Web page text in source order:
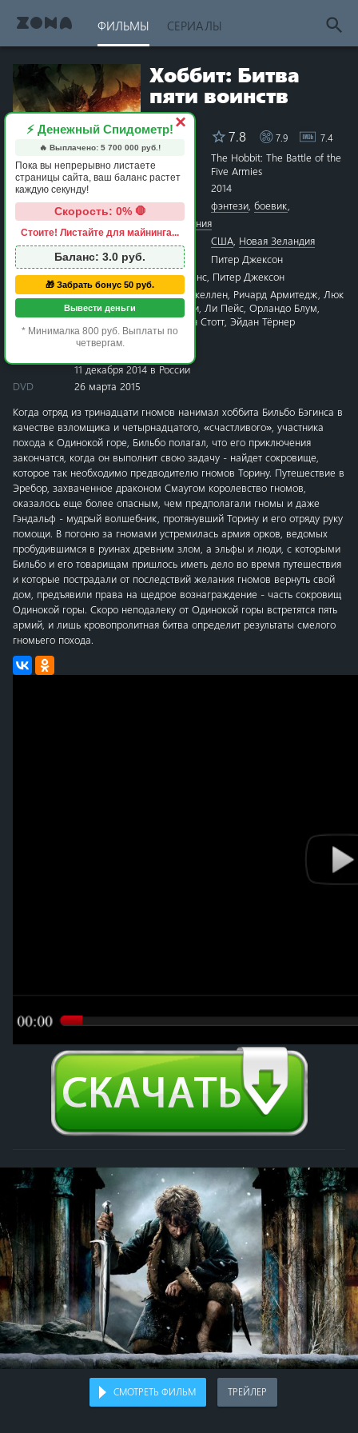
ФИЛЬМЫ СЕРИАЛЫ
10 stars
9 stars
8 stars
7 stars
6 stars
5 stars
4 stars
3 stars
2 stars
1 star
Хоббит: Битва
пяти воинств
Рейтинг 7.8 7.9 7.4
The Hobbit: The Battle of the
Five Armies
2014
Жанры
фэнтези боевик
приключения
Страна
США Новая Зеландия
Режиссёр
Питер Джексон
Сценарий
Фрэн Уолш,Филиппа Бойенс Питер Джексон
Актёры
Мартин Фриман,Иэн Маккеллен Ричард Армитедж Люк
Эванс ,Эванджелин Лилли Ли Пейс Орландо Блум
Бенедикт Камбербэтч,Кен Стотт Эйдан Тёрнер
Время
2 часа 25 минут
11 декабря 2014 в России
DVD
26 марта 2015
Когда отряд из тринадцати гномов нанимал хоббита Бильбо Бэгинса в
качестве взломщика и четырнадцатого, «счастливого», участника
похода к Одинокой горе, Бильбо полагал, что его приключения
закончатся, когда он выполнит свою задачу - найдет сокровище,
которое так необходимо предводителю гномов Торину. Путешествие в
Эребор, захваченное драконом Смаугом королевство гномов,
оказалось еще более опасным, чем предполагали гномы и даже
Гэндальф - мудрый волшебник, протянувший Торину и его отряду руку
помощи. В погоню за гномами устремилась армия орков, ведомых
пробудившимся в руинах древним злом, а эльфы и люди, с которыми
Бильбо и его товарищам пришлось иметь дело во время путешествия
и которые пострадали от последствий желания гномов вернуть свой
дом, предъявили права на щедрое вознаграждение - часть сокровищ
Одинокой горы. Скоро неподалеку от Одинокой горы встретятся пять
армий, и лишь кровопролитная битва определит результаты смелого
гномьего похода.
СМОТРЕТЬ ФИЛЬМ ТРЕЙЛЕР
×
⚡ Денежный Спидометр!
🔥 Выплачено: 5 700 000 руб.!
Пока вы непрерывно листаете
страницы сайта, ваш баланс растет
каждую секунду!
Скорость: 0% 🛑
Стоите! Листайте для майнинга...
Баланс: 3.0 руб.
🎁 Забрать бонус 50 руб.
Вывести деньги
* Минималка 800 руб. Выплаты по
четвергам.